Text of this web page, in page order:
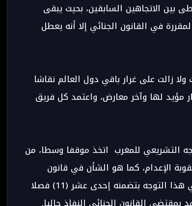
بين الاتجاهين السابقين، بحيث يبقى
في القانون الجنائي إلا أنه يعطل
ولا زالت على غرار باقي دول العالم نقاشا
مؤيد لها وآخر معارض، واعتمد كل فريق
التشريعي للمغرب اتخذ موقفا وسطا، من
الإعدام، كما هو الشأن في قانون
القضاء العسكري، وقد تبنى مشروع القانون الجنائي هذا التوجه بتضمنه إحدى عشر (11) فصلا